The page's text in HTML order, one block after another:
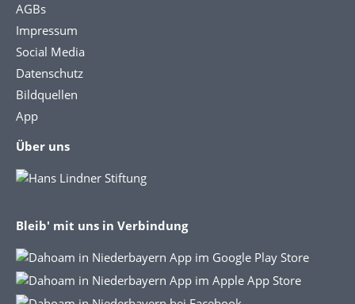
AGBs
Impressum
Social Media
Datenschutz
Bildquellen
App
Über uns
Bleib' mit uns in Verbindung